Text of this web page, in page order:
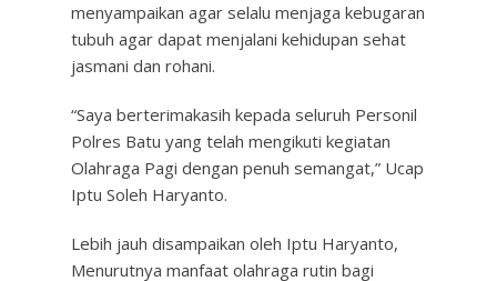
menyampaikan agar selalu menjaga kebugaran
tubuh agar dapat menjalani kehidupan sehat
jasmani dan rohani.
“Saya berterimakasih kepada seluruh Personil
Polres Batu yang telah mengikuti kegiatan
Olahraga Pagi dengan penuh semangat,” Ucap
Iptu Soleh Haryanto.
Lebih jauh disampaikan oleh Iptu Haryanto,
Menurutnya manfaat olahraga rutin bagi